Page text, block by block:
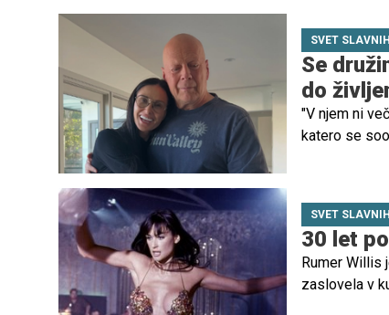
SVET SLAVNIH
Se
do
"V njem ni
katero se
SVET SLAVNIH
30 let
Rumer Willis
zaslovela v